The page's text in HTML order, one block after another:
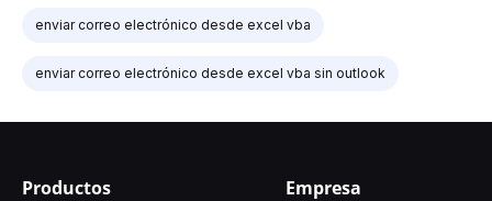
enviar correo electrónico desde excel vba
enviar correo electrónico desde excel vba sin outlook
Productos Empresa